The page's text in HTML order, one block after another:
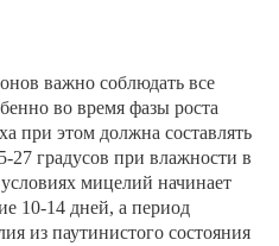
важно соблюдать все
во время фазы роста
при этом должна составлять
27 градусов при влажности в
мицелий начинает
10-14 дней, а период
из паутинистого состояния